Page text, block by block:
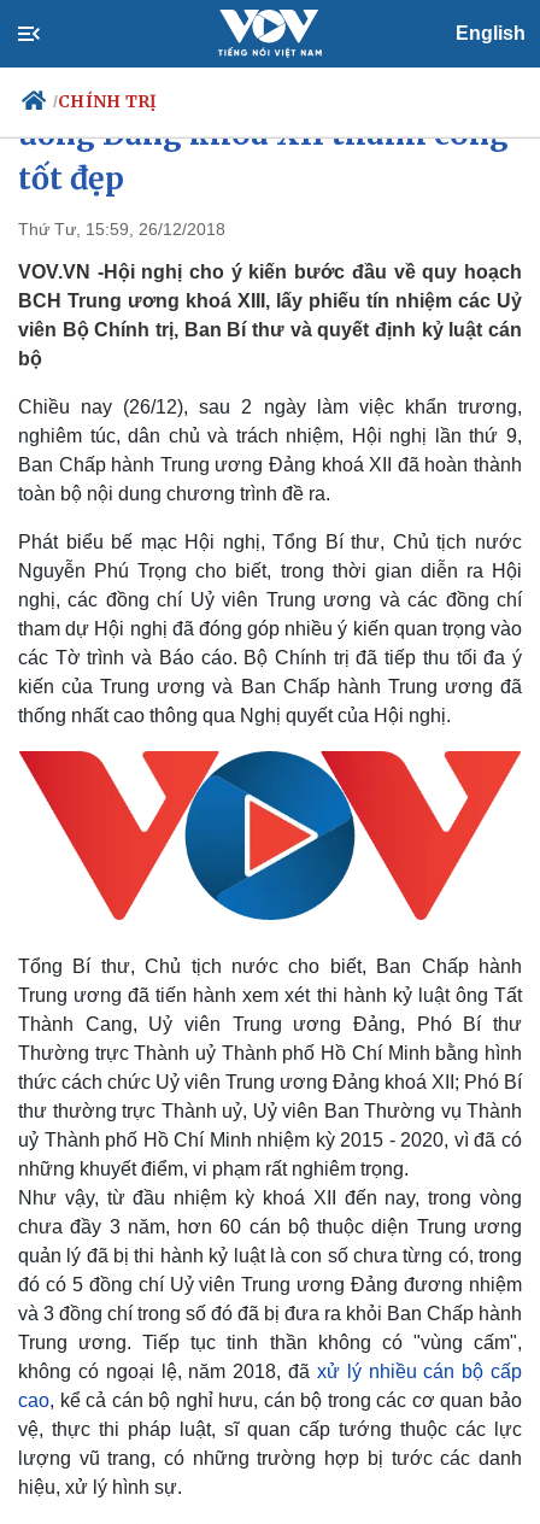
English
/CHÍNH TRỊ
Chính trị
Tổ chức nhân sự
Quốc hội
Nhận diện sự thật
Tin 24h
Dự báo thời tiết
Giáo dục
Dấu ấn VOV
Hội nghị lần thứ 9, BCH Trung
ương Đảng khoá XII thành công
tốt đẹp
Thứ Tư, 15:59, 26/12/2018
VOV.VN -Hội nghị cho ý kiến bước đầu về quy hoạch
BCH Trung ương khoá XIII, lấy phiếu tín nhiệm các Uỷ
viên Bộ Chính trị, Ban Bí thư và quyết định kỷ luật cán
bộ
Chiều nay (26/12), sau 2 ngày làm việc khẩn trương,
nghiêm túc, dân chủ và trách nhiệm, Hội nghị lần thứ 9,
Ban Chấp hành Trung ương Đảng khoá XII đã hoàn thành
toàn bộ nội dung chương trình đề ra.
Phát biểu bế mạc Hội nghị, Tổng Bí thư, Chủ tịch nước
Nguyễn Phú Trọng cho biết, trong thời gian diễn ra Hội
nghị, các đồng chí Uỷ viên Trung ương và các đồng chí
tham dự Hội nghị đã đóng góp nhiều ý kiến quan trọng vào
các Tờ trình và Báo cáo. Bộ Chính trị đã tiếp thu tối đa ý
kiến của Trung ương và Ban Chấp hành Trung ương đã
thống nhất cao thông qua Nghị quyết của Hội nghị.
Tổng Bí thư, Chủ tịch nước cho biết, Ban Chấp hành
Trung ương đã tiến hành xem xét thi hành kỷ luật ông Tất
Thành Cang,
Uỷ viên Trung ương Đảng, Phó Bí thư
Thường trực Thành uỷ Thành phố Hồ Chí Minh bằng hình
thức cách chức Uỷ viên Trung ương Đảng khoá XII; Phó Bí
thư thường trực Thành uỷ, Uỷ viên Ban Thường vụ Thành
uỷ Thành phố Hồ Chí Minh nhiệm kỳ 2015 - 2020, vì đã có
những khuyết điểm, vi phạm rất nghiêm trọng.
Như vậy, từ đầu nhiệm kỳ khoá XII đến nay, trong vòng
chưa đầy 3 năm, hơn 60 cán bộ thuộc diện Trung ương
quản lý đã bị thi hành kỷ luật là con số chưa từng có, trong
đó có 5 đồng chí Uỷ viên Trung ương Đảng đương nhiệm
và 3 đồng chí trong số đó đã bị đưa ra khỏi Ban Chấp hành
Trung ương. Tiếp tục tinh thần không có "vùng cấm",
không có ngoại lệ, năm 2018, đã xử lý nhiều cán bộ cấp
cao, kể cả cán bộ nghỉ hưu, cán bộ trong các cơ quan bảo
vệ, thực thi pháp luật, sĩ quan cấp tướng thuộc các lực
lượng vũ trang, có những trường hợp bị tước các danh
hiệu, xử lý hình sự.